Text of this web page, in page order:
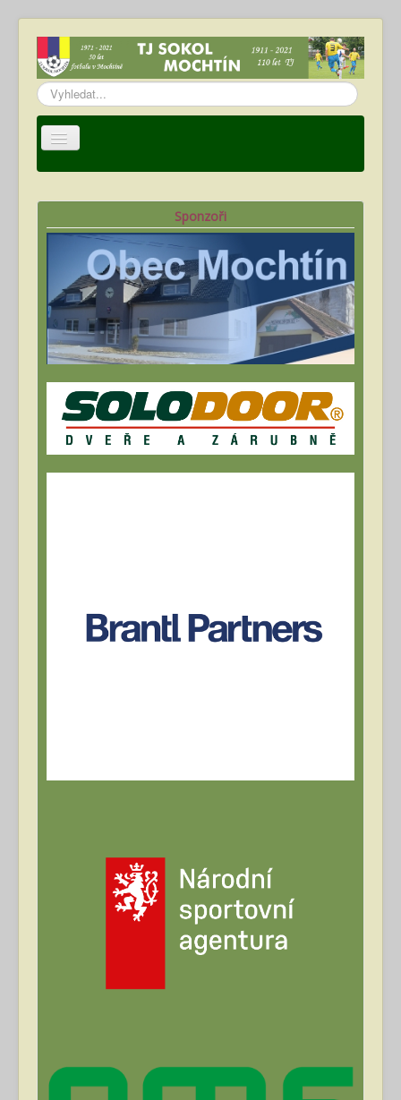
Vyhledávání...
Oddíl fotbalu
Hráči
Kalendář akcí
Fotogalerie
Ke stažení
Archív článků
Přihlásit
Sponzoři